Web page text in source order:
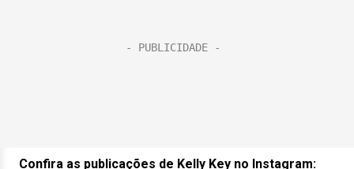
Confira as publicações de Kelly Key no Instagram: